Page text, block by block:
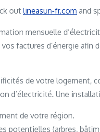
out lineasun-fr.com and
mensuelle
factures d’énergie
de votre logement,
d’électricité. Une
de votre région.
potentielles (arbres,